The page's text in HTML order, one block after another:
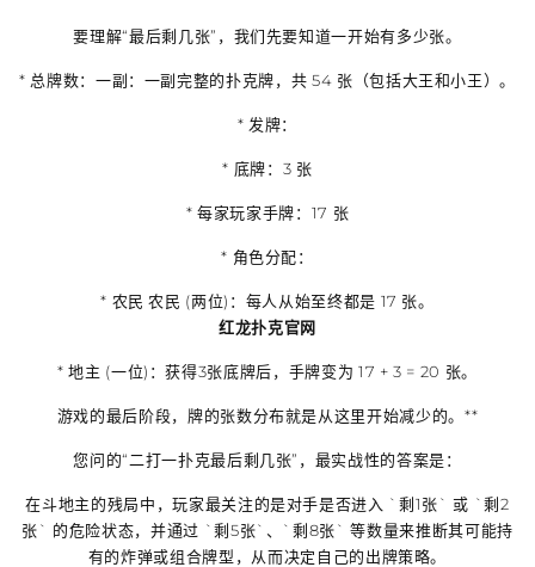
要理解“最后剩几张”，我们先要知道一开始有多少张。
* 总牌数：一副：一副完整的扑克牌，共 54 张 （包括大王和小王）。
* 发牌：
* 底牌： 3 张
* 每家玩家手牌： 17 张
* 角色分配：
* 农民农民 (两位) ：每人从始至终都是 17 张。
红龙扑克官网
*地主 (一位) ：获得3张底牌后，手牌变为 17 + 3 = 20 张。
游戏的最后阶段，牌的张数分布就是从这里开始减少的。**
您问的“二打一扑克最后剩几张”，最实战性的答案是：
在斗地主的残局中，玩家最关注的是对手是否进入 `剩1张` 或 `剩2
张` 的危险状态，并通过 `剩5张`、`剩8张` 等数量来推断其可能持
有的炸弹或组合牌型，从而决定自己的出牌策略。